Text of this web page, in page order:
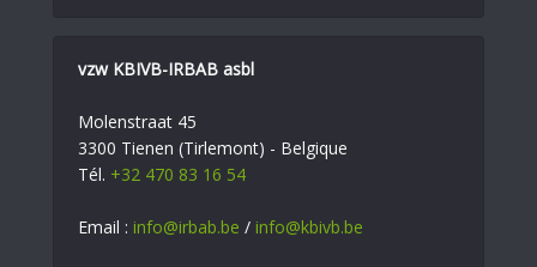
vzw KBIVB-IRBAB asbl
Molenstraat 45
3300 Tienen (Tirlemont) - Belgique
Tél. +32 470 83 16 54
Email : info@irbab.be / info@kbivb.be